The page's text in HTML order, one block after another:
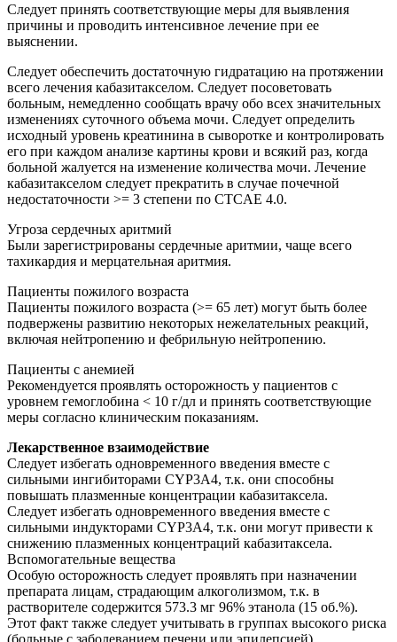
Следует принять соответствующие меры для выявления
причины и проводить интенсивное лечение при ее
выяснении.
Следует обеспечить достаточную гидратацию на протяжении
всего лечения кабазитакселом. Следует посоветовать
больным, немедленно сообщать врачу обо всех значительных
изменениях суточного объема мочи. Следует определить
исходный уровень креатинина в сыворотке и контролировать
его при каждом анализе картины крови и всякий раз, когда
больной жалуется на изменение количества мочи. Лечение
кабазитакселом следует прекратить в случае почечной
недостаточности >= 3 степени по CTCAE 4.0.
Угроза сердечных аритмий
Были зарегистрированы сердечные аритмии, чаще всего
тахикардия и мерцательная аритмия.
Пациенты пожилого возраста
Пациенты пожилого возраста (>= 65 лет) могут быть более
подвержены развитию некоторых нежелательных реакций,
включая нейтропению и фебрильную нейтропению.
Пациенты с анемией
Рекомендуется проявлять осторожность у пациентов с
уровнем гемоглобина < 10 г/дл и принять соответствующие
меры согласно клиническим показаниям.
Лекарственное взаимодействие
Следует избегать одновременного введения вместе с
сильными ингибиторами CYР3А4, т.к. они способны
повышать плазменные концентрации кабазитаксела.
Следует избегать одновременного введения вместе с
сильными индукторами CYР3А4, т.к. они могут привести к
снижению плазменных концентраций кабазитаксела.
Вспомогательные вещества
Особую осторожность следует проявлять при назначении
препарата лицам, страдающим алкоголизмом, т.к. в
растворителе содержится 573.3 мг 96% этанола (15 об.%).
Этот факт также следует учитывать в группах высокого риска
(больные с заболеванием печени или эпилепсией).